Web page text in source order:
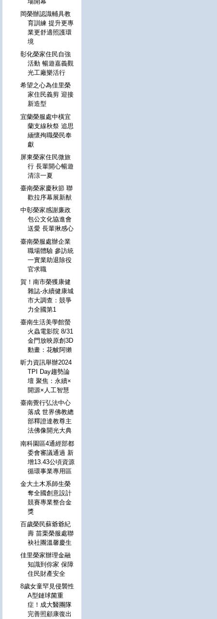
岡榮辦認識輔具教
育訓練 提升更專
業更舒適照護環
境
彰化榮家住民自強
活動 暢遊嘉義觀
光工廠樂活行
希望之心為佳里榮
家住民義剪 迎接
新造型
宜蘭榮服處中橫宜
蘭支線秋祭 追思
緬懷殉職榮民奉
獻
屏東榮家住民微旅
行 長輩開心暢遊
清涼一夏
臺南榮家慶秋節 聯
歡拉序幕展新猷
中彰榮家感謝廉政
包公文化協進會
送愛 長輩揪感心
臺南榮服處辦企業
職場體驗 參訪統
一實業助退除役
官求職
賀！南市榮獲康健
雜誌-永續健康城
市大調查：競爭
力全國第1
臺南生活美學館螢
火蟲電影院 8/31
金門放映原創3D
動畫：花帔阿獺
昕力資訊舉辦2024
TPI Day趨勢論
壇 聚焦：永續×
開源×人工智慧
臺南覺行弘法中心
落成 世界佛教總
部釋證達教尊主
法佛像開光大典
南科園區4通經部都
委會審議通過 新
增13.43公頃資源
循環事業專用區
金大土木系師生榮
奪全國創意設計
競賽專業整合金
獎
百歲榮民蘇爺爺紀
壽 苗栗榮服處聯
袂社團溫馨慶生
佳里榮家辦理金融
知識到你家 保障
住民財產安全
8歲女童罕見侵襲性
A型鏈球菌重
症！成大醫團隊
完善照顧康復出